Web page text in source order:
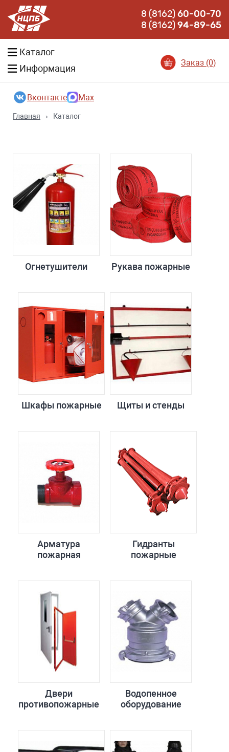
8 (8162)60-00-70
8 (8162)94-89-65
Каталог
Информация
Заказ (0)
Вконтакте Max
Главная › Каталог
Огнетушители Рукава пожарные
Шкафы пожарные Щиты и стенды
Арматура
пожарная
Гидранты
пожарные
Двери
противопожарные
Водопенное
оборудование